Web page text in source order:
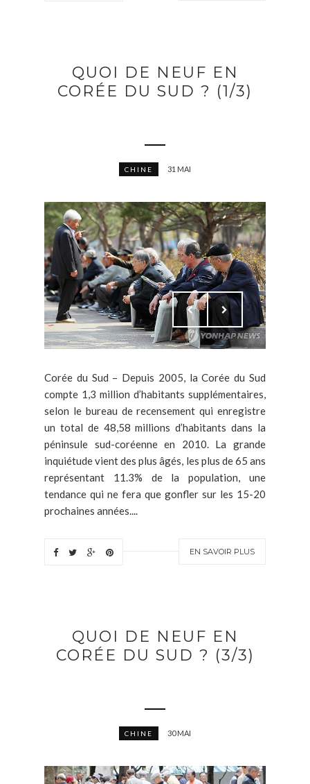
QUOI DE NEUF EN
CORÉE DU SUD ? (1/3)
CHINE 31 MAI
Corée du Sud – Depuis 2005, la Corée du Sud
compte 1,3 million d’habitants supplémentaires,
selon le bureau de recensement qui enregistre
un total de 48,58 millions d’habitants dans la
péninsule sud-coréenne en 2010. La grande
inquiétude vient des plus âgés, les plus de 65 ans
représentant 11.3% de la population, une
tendance qui ne fera que gonfler sur les 15-20
prochaines années....
EN SAVOIR PLUS
QUOI DE NEUF EN
CORÉE DU SUD ? (3/3)
CHINE 30 MAI